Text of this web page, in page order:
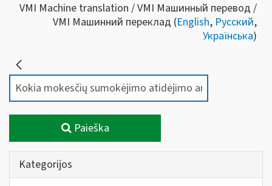
VMI Machine translation / VMI Машинный перевод /
VMI Машинний переклад (English, Русский,
Українська)
Paieška
Kategorijos